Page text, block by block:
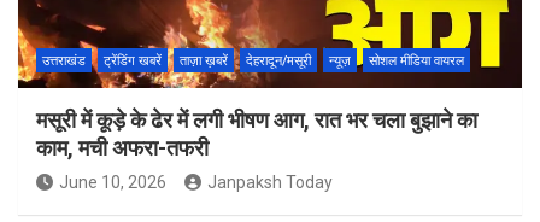
उत्तराखंड ट्रेंडिंग खबरें ताज़ा ख़बरें देहरादून/मसूरी न्यूज़ सोशल मीडिया वायरल
मसूरी में कूड़े के ढेर में लगी भीषण आग, रात भर चला बुझाने का
काम, मची अफरा-तफरी
June 10, 2026 Janpaksh Today